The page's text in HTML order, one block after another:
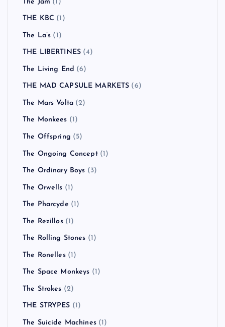
The Jam (1)
THE KBC (1)
The La’s (1)
THE LIBERTINES (4)
The Living End (6)
THE MAD CAPSULE MARKETS (6)
The Mars Volta (2)
The Monkees (1)
The Offspring (5)
The Ongoing Concept(1)
The Ordinary Boys (3)
The Orwells (1)
The Pharcyde (1)
The Rezillos(1)
The Rolling Stones (1)
The Ronelles(1)
The Space Monkeys (1)
The Strokes (2)
THE STRYPES (1)
The Suicide Machines(1)